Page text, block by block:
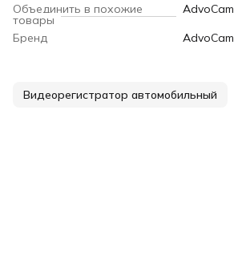
Объединить в похожие
товары
AdvoCam
Бренд
AdvoCam
Видеорегистратор автомобильный